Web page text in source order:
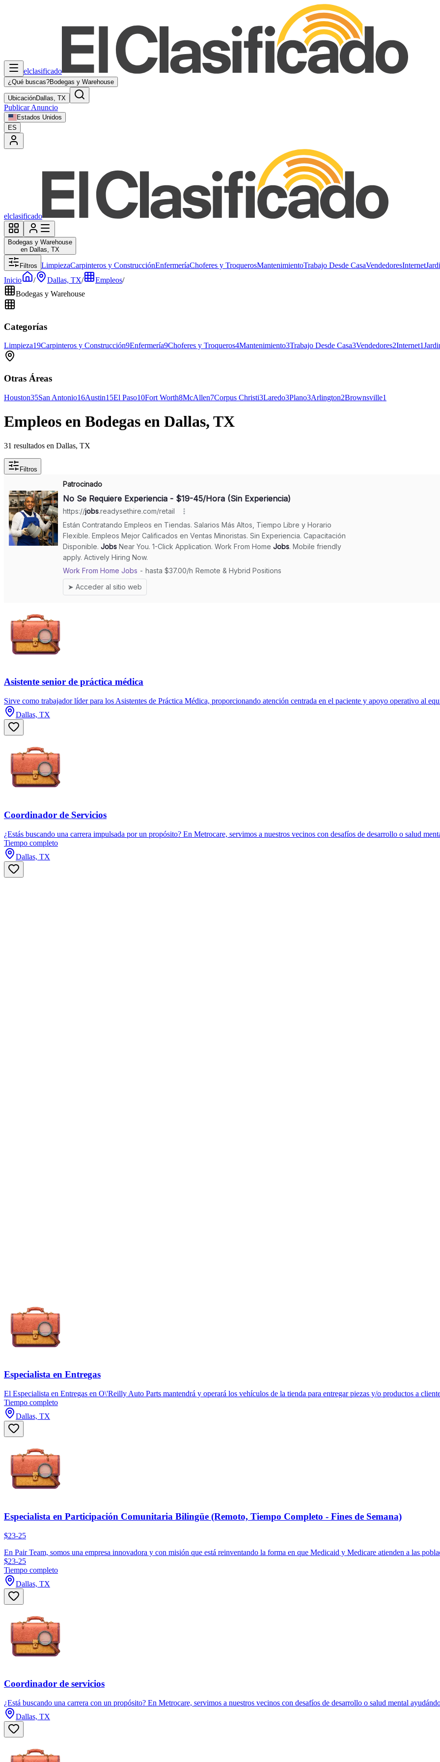
elclasificado
¿Qué buscas?Bodegas y Warehouse
UbicaciónDallas, TX
Publicar Anuncio
Estados Unidos
ES
elclasificado
Bodegas y Warehouse
en Dallas, TX
Filtros LimpiezaCarpinteros y ConstrucciónEnfermeríaChoferes y TroquerosMantenimientoTrabajo Desde CasaVendedoresInternet
Inicio
/ Dallas, TX/ Empleos/
Bodegas y Warehouse
Categorías
Limpieza19Carpinteros y Construcción9Enfermería9Choferes y Troqueros4Mantenimiento3Trabajo Desde Casa3Vendedores2Internet1
Otras Áreas
Houston35San Antonio16Austin15El Paso10Fort Worth8McAllen7Corpus Christi3Laredo3Plano3Arlington2Brownsville1
Empleos en Bodegas en Dallas, TX
31 resultados en Dallas, TX
Filtros
Asistente senior de práctica médica
Sirve como trabajador líder para los Asistentes de Práctica Médica, proporcionando atención centrada en el paciente y apoyo operativo al
Dallas, TX
Coordinador de Servicios
¿Estás buscando una carrera impulsada por un propósito? En Metrocare, servimos a nuestros vecinos con desafíos de desarrollo o salud
Tiempo completo
Dallas, TX
Especialista en Entregas
El Especialista en Entregas en O\'Reilly Auto Parts mantendrá y operará los vehículos de la tienda para entregar piezas y/o productos a
Tiempo completo
Dallas, TX
Especialista en Participación Comunitaria Bilingüe (Remoto, Tiempo Completo - Fines de Semana)
$23-25
En Pair Team, somos una empresa innovadora y con misión que está reinventando la forma en que Medicaid y Medicare atienden a las
$23-25
Tiempo completo
Dallas, TX
Coordinador de servicios
¿Está buscando una carrera con un propósito? En Metrocare, servimos a nuestros vecinos con desafíos de desarrollo o salud mental
Dallas, TX